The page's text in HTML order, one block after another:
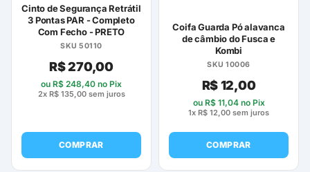
Cinto de Segurança Retrátil
3 Pontas PAR - Completo
Com Fecho - PRETO
SKU 50110
R$270,00
ou R$ 248,40 no Pix
2x R$135,00sem juros
COMPRAR
Coifa Guarda Pó alavanca
de câmbio do Fusca e
Kombi
SKU 10006
R$12,00
ou R$11,04no Pix
1x R$ 12,00 sem juros
COMPRAR